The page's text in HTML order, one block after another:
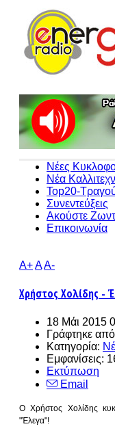
Νέες
Νέα
Top20-
Συνεντεύξεις
Ακούστε
Επικοινωνία
A+AA-
Χρήστος Χολίδης -
18 Μάι 2015
Γράφτηκε
Κατηγορία:
Εμφανίσεις:
Εκτύπωση
Email
Ο Χρήστος Χολίδης
"Έλεγα"!